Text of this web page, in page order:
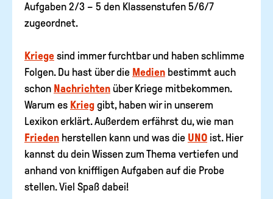
Aufgaben 2/3 – 5 den Klassenstufen 5/6/7
zugeordnet.
Kriege sind immer furchtbar und haben schlimme
Folgen. Du hast über die Medien bestimmt auch
schon Nachrichten über Kriege mitbekommen.
Warum es Krieg gibt, haben wir in unserem
Lexikon erklärt. Außerdem erfährst du, wie man
Frieden herstellen kann und was die UNO ist. Hier
kannst du dein Wissen zum Thema vertiefen und
anhand von kniffligen Aufgaben auf die Probe
stellen. Viel Spaß dabei!